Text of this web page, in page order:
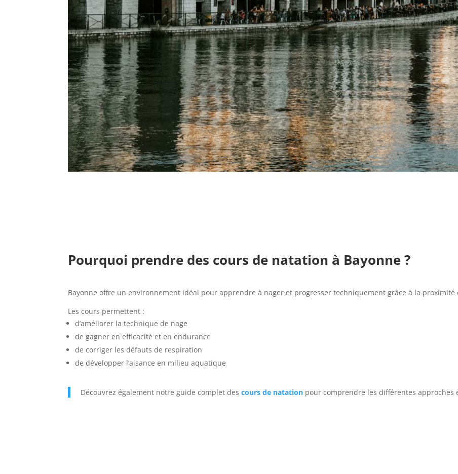
Pourquoi prendre des cours de natation à Bayonne ?
Bayonne offre un environnement idéal pour apprendre à nager et progresser techniquement grâce à la proximité
Les cours permettent :
d’améliorer la technique de nage
de gagner en efficacité et en endurance
de corriger les défauts de respiration
de développer l’aisance en milieu aquatique
Découvrez également notre guide complet descours de natation pour comprendre les différentes approches